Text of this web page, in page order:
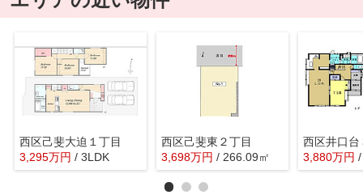
西区己斐大迫１丁目
3,295万円 / 3LDK
西区己斐東２丁目
3,698万円 / 266.09㎡
西区井口台
3,880万円